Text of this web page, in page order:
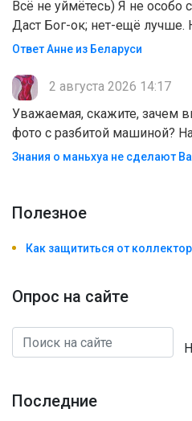
Всё не уймётесь) Я не особо
Даст Бог-ок; нет-ещё
Ответ Анне из Беларуси
2 августа 2026 14:17
Уважаемая, скажите, зачем
фото с разбитой машиной?
Знания о маньхуа не сделают
Полезноe
Как защититься от
Опрос на сайте
Последние